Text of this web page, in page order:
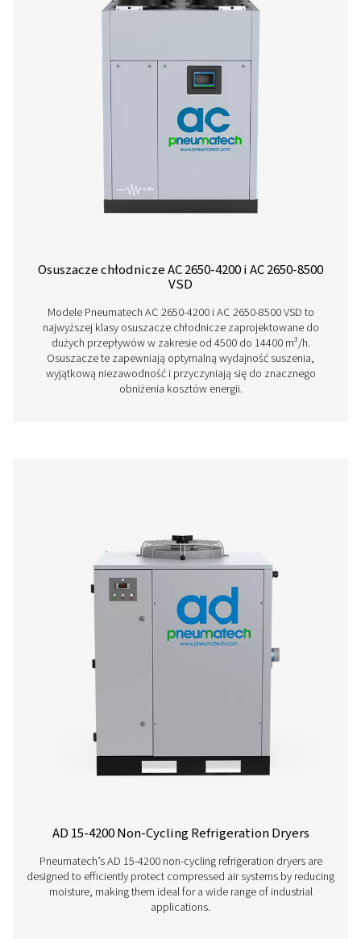
AC 765-2120 VSD Cycling Refrigeration
The AC 765-2120 VSD is Pneumatech’s premium
range for high flows, providing excellent drying